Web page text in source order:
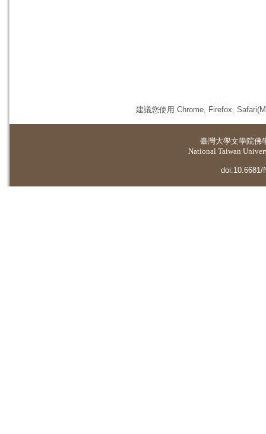
建議您使用 Chrome, Firefox,
臺灣大學文學院佛
National Taiwan
doi:10.6681/